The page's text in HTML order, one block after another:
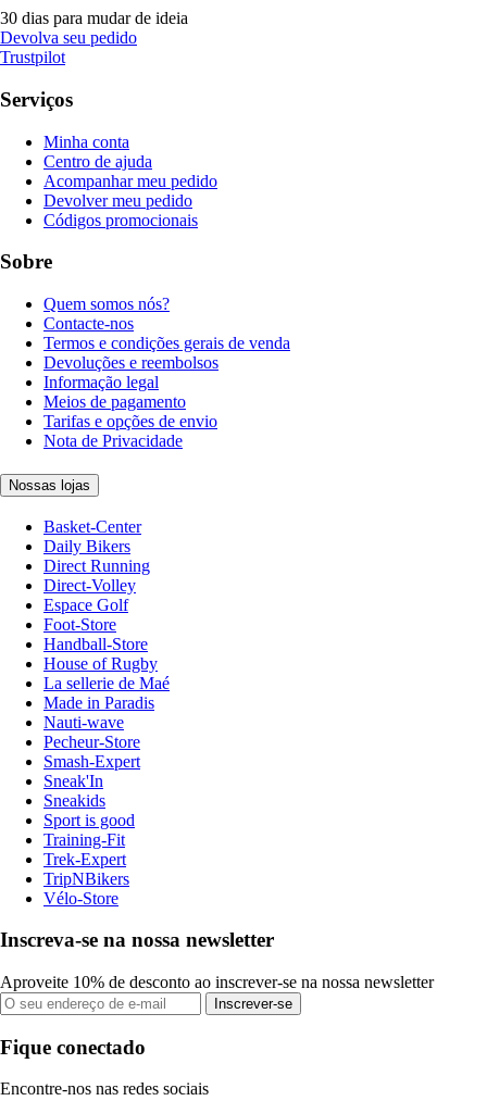
30 dias para mudar de ideia
Devolva seu pedido
Trustpilot
Serviços
Minha conta
Centro de ajuda
Acompanhar meu pedido
Devolver meu pedido
Códigos promocionais
Sobre
Quem somos nós?
Contacte-nos
Termos e condições gerais de venda
Devoluções e reembolsos
Informação legal
Meios de pagamento
Tarifas e opções de envio
Nota de Privacidade
Nossas lojas
Basket-Center
Daily Bikers
Direct Running
Direct-Volley
Espace Golf
Foot-Store
Handball-Store
House of Rugby
La sellerie de Maé
Made in Paradis
Nauti-wave
Pecheur-Store
Smash-Expert
Sneak'In
Sneakids
Sport is good
Training-Fit
Trek-Expert
TripNBikers
Vélo-Store
Inscreva-se na nossa newsletter
Aproveite 10% de desconto ao inscrever-se na nossa newsletter
Inscrever-se
Fique conectado
Encontre-nos nas redes sociais